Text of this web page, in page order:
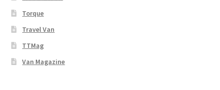
Torque
Travel Van
TTMag
Van Magazine